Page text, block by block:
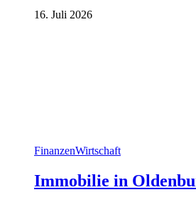
16. Juli 2026
FinanzenWirtschaft
Immobilie in